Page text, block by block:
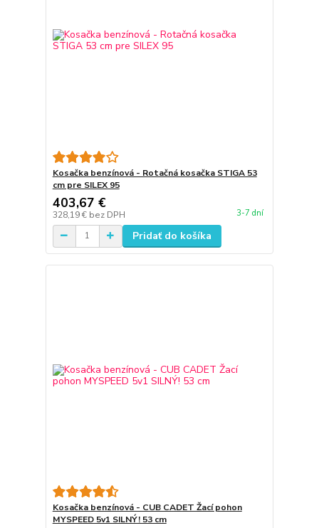
Kosačka benzínová - Rotačná kosačka STIGA 53
cm pre SILEX 95
403,67 €
328,19 € bez DPH 3-7 dní
Pridať do košíka
Kosačka benzínová - CUB CADET Žací pohon
MYSPEED 5v1 SILNÝ! 53 cm